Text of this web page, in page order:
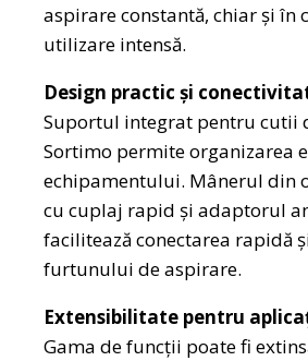
aspirare constantă, chiar și în
utilizare intensă.
Design practic și
Suportul integrat pentru cutii
Sortimo permite organizarea
echipamentului. Mânerul din
cu cuplaj rapid și adaptorul
facilitează conectarea rapidă
furtunului de aspirare.
Extensibilitate pentru
Gama de funcții poate fi